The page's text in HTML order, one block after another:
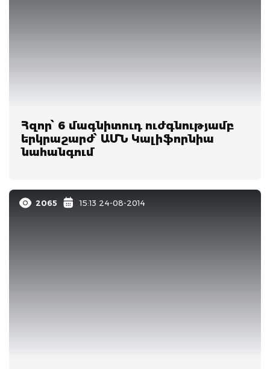
Հզոր՝ 6 մագնիտուդ ուժգնությամբ
երկրաշարժ՝ ԱՄՆ Կալիֆորնիա
նահանգում
2065 15:13 24-08-2014